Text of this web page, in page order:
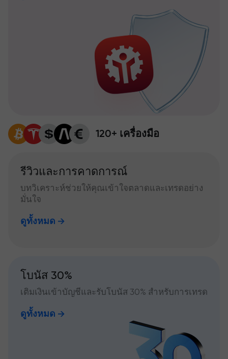
120+ เครื่องมือ
รีวิวและการคาดการณ์
บทวิเคราะห์ช่วยให้คุณเข้าใจตลาดและเทรดอย่าง
มั่นใจ
ดูทั้งหมด
โบนัส 30%
เติมเงินเข้าบัญชีและรับโบนัส 30% สำหรับการเทรด
ดูทั้งหมด